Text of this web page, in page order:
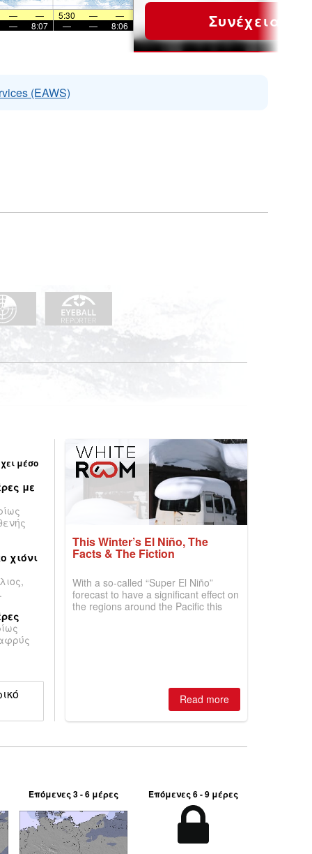
— — 5:30 —
—
— 8:07 — — 8:06 Συνέχεια
(EAWS)
μέσο
με
χιόνι
This Winter’s El Niño, The
Facts & The Fiction
With a so-called “Super El Niño”
forecast to have a significant effect on
the regions around the Pacific this
Read more
Επόμενες 3 - 6 μέρες Επόμενες 6 - 9 μέρες